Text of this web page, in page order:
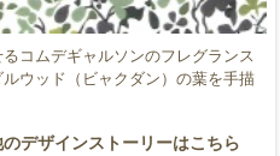
コムデギャルソンのフレグランス
ウッド（ビャクダン）の葉を手描
デザインストーリーはこちら